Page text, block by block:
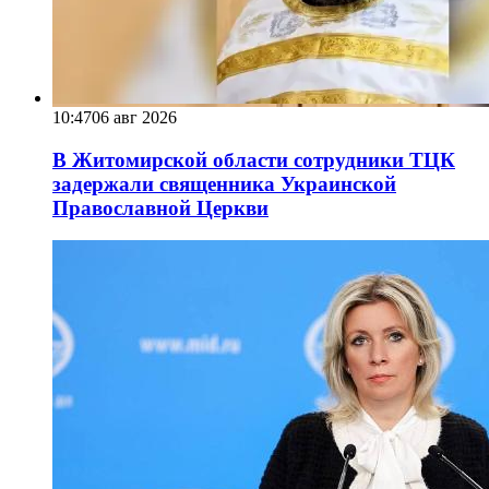
10:4706 авг 2026
В Житомирской области сотрудники ТЦК
задержали священника Украинской
Православной Церкви